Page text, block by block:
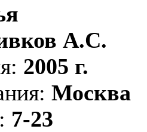
А.С.
2005 г.
Москва
7-23